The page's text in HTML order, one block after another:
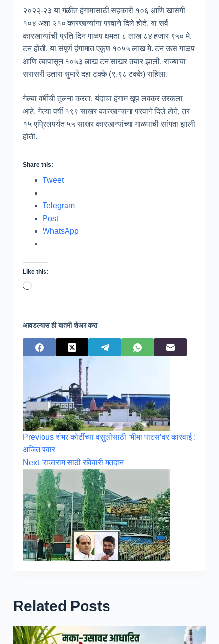
२०२२-२३ या गळीत हंगामासाठी सहकारी १०६ आणि खासगी
१०४ अशा २१० कारखान्यांना परवाने दिले होते. या सर्व
कारखान्यांची प्रति दिन गाळप क्षमता ८ लाख ८४ हजार ९५० मे.
टन होती. या संपूर्ण हंगामात एकूण १०५५ लाख मे. टन ऊस गाळप
आणि त्यापासून १०५३ लाख टन साखर तयार झाली, राज्याचा
सरासरी उतारा सुमारे दहा टक्के (९.९८ टक्के) राहिला.
गेल्या वर्षीची तुलना करता, यंदाचा हंगाम खूप लवकर उरकला
आहे. गेल्या वर्षी १९९ साखर कारखान्यांना परवाने दिले होते, तर
१५ एप्रिलपर्यंत ५५ साखर कारखान्यांच्या गाळपाची सांगता झाली
होती.
Share this:
Tweet
Telegram
Post
WhatsApp
Like this:
Loading…
आवडल्यास ही बातमी शेअर करा
Previousशंभर कोटींच्या वसुलीसाठी ‘भीमा पाटस’वर कारवाई :
अजित पवार
Next ‘राजाराम’साठी रविवारी मतदान
Related Posts